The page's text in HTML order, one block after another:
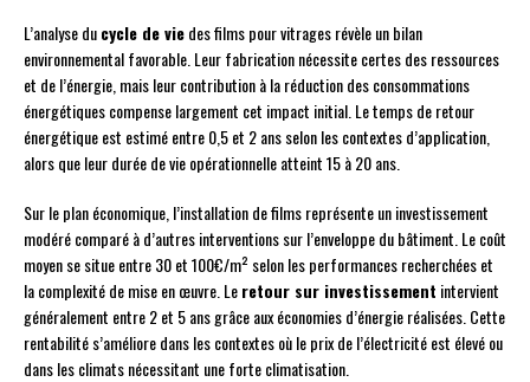
L’analyse ducycle de viedes films pour vitrages révèle un bilan
environnemental favorable. Leur fabrication nécessite certes des ressources
et de l’énergie, mais leur contribution à la réduction des consommations
énergétiques compense largement cet impact initial. Le temps de retour
énergétique est estimé entre 0,5 et 2 ans selon les contextes d’application,
alors que leur durée de vie opérationnelle atteint 15 à 20 ans.
Sur le plan économique, l’installation de films représente un investissement
modéré comparé à d’autres interventions sur l’enveloppe du bâtiment. Le coût
moyen se situe entre 30 et 100€/m² selon les performances recherchées et
la complexité de mise en œuvre. Leretour sur investissement intervient
généralement entre 2 et 5 ans grâce aux économies d’énergie réalisées. Cette
rentabilité s’améliore dans les contextes où le prix de l’électricité est élevé ou
dans les climats nécessitant une forte climatisation.